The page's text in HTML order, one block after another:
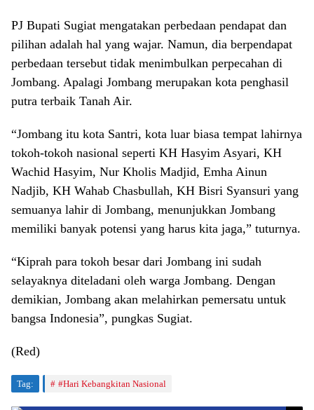
PJ Bupati Sugiat mengatakan perbedaan pendapat dan
pilihan adalah hal yang wajar. Namun, dia berpendapat
perbedaan tersebut tidak menimbulkan perpecahan di
Jombang. Apalagi Jombang merupakan kota penghasil
putra terbaik Tanah Air.
“Jombang itu kota Santri, kota luar biasa tempat lahirnya
tokoh-tokoh nasional seperti KH Hasyim Asyari, KH
Wachid Hasyim, Nur Kholis Madjid, Emha Ainun
Nadjib, KH Wahab Chasbullah, KH Bisri Syansuri yang
semuanya lahir di Jombang, menunjukkan Jombang
memiliki banyak potensi yang harus kita jaga,” tuturnya.
“Kiprah para tokoh besar dari Jombang ini sudah
selayaknya diteladani oleh warga Jombang. Dengan
demikian, Jombang akan melahirkan pemersatu untuk
bangsa Indonesia”, pungkas Sugiat.
(Red)
Tag: #Hari Kebangkitan Nasional